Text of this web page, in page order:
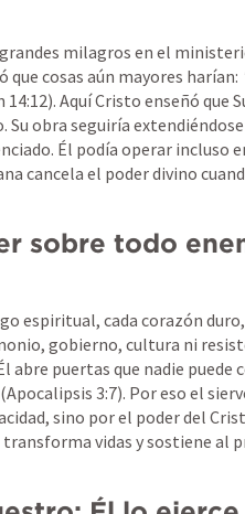
milagros en el
que cosas aún mayores harían:
14:12). Aquí Cristo enseñó que
obra seguiría
Él podía operar incluso
cancela el poder divino
sobre todo
espiritual, cada corazón
gobierno, cultura ni
abre puertas que nadie puede
Apocalipsis 3:7). Por eso el
sino por el poder del
vidas y sostiene al